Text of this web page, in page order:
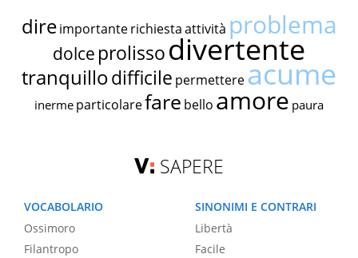
dire importante richiestaattività problema
dolce prolissodivertente
tranquillodifficile permettereacume
inerme particolarefare bello amore paura
SAPERE
VOCABOLARIO
Ossimoro
Filantropo
SINONIMI E CONTRARI
Libertà
Facile